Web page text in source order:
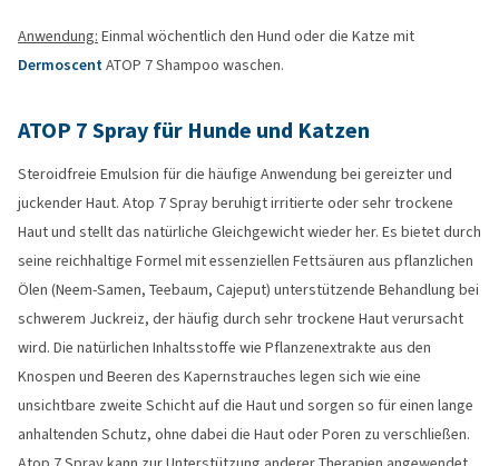
Anwendung: Einmal wöchentlich den Hund oder die Katze mit
DermoscentATOP 7 Shampoo waschen.
ATOP 7 Spray für Hunde und Katzen
Steroidfreie Emulsion für die häufige Anwendung bei gereizter und
juckender Haut. Atop 7 Spray beruhigt irritierte oder sehr trockene
Haut und stellt das natürliche Gleichgewicht wieder her. Es bietet durch
seine reichhaltige Formel mit essenziellen Fettsäuren aus pflanzlichen
Ölen (Neem-Samen, Teebaum, Cajeput) unterstützende Behandlung bei
schwerem Juckreiz, der häufig durch sehr trockene Haut verursacht
wird. Die natürlichen Inhaltsstoffe wie Pflanzenextrakte aus den
Knospen und Beeren des Kapernstrauches legen sich wie eine
unsichtbare zweite Schicht auf die Haut und sorgen so für einen lange
anhaltenden Schutz, ohne dabei die Haut oder Poren zu verschließen.